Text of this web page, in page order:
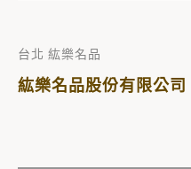
台北 紘樂名品
紘樂名品股份有限公司